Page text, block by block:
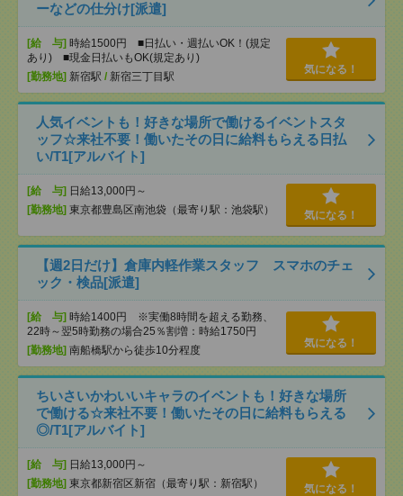
ーなどの仕分け[派遣]
[給 与] 時給1500円 ■日払い・週払いOK！(規定
あり) ■現金日払いもOK(規定あり)
[勤務地] 新宿駅 / 新宿三丁目駅
気になる！
人気イベントも！好きな場所で働けるイベントスタ
ッフ☆来社不要！働いたその日に給料もらえる日払
い/T1[アルバイト]
[給 与] 日給13,000円～
[勤務地] 東京都豊島区南池袋（最寄り駅：池袋駅） 気になる！
【週2日だけ】倉庫内軽作業スタッフ スマホのチェ
ック・検品[派遣]
[給 与] 時給1400円 ※実働8時間を超える勤務、
22時～翌5時勤務の場合25％割増：時給1750円
[勤務地] 南船橋駅から徒歩10分程度
気になる！
ちいさいかわいいキャラのイベントも！好きな場所
で働ける☆来社不要！働いたその日に給料もらえる
◎/T1[アルバイト]
[給 与] 日給13,000円～
[勤務地] 東京都新宿区新宿（最寄り駅：新宿駅） 気になる！